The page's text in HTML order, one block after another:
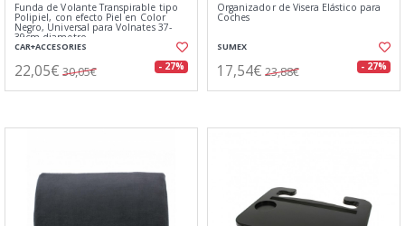
Funda de Volante Transpirable tipo
Polipiel, con efecto Piel en Color
Negro, Universal para Volnates 37-
39cm diametro
CAR+ACCESORIES
22,05€ 30,05€ - 27%
Organizador de Visera Elástico para
Coches
SUMEX
17,54€ 23,88€ - 27%